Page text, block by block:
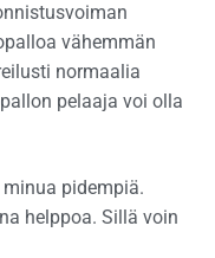
vähemmän
normaalia
pelaaja voi olla
pidempiä.
helppoa. Sillä voin